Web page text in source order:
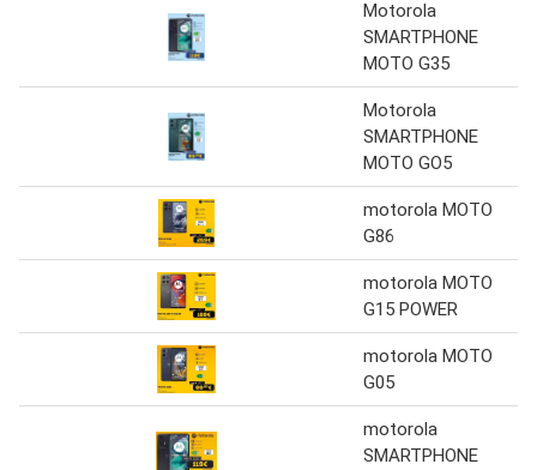
Motorola
SMARTPHONE
MOTO G35
Motorola
SMARTPHONE
MOTO GO5
motorola MOTO
G86
motorola MOTO
G15 POWER
motorola MOTO
G05
motorola
SMARTPHONE